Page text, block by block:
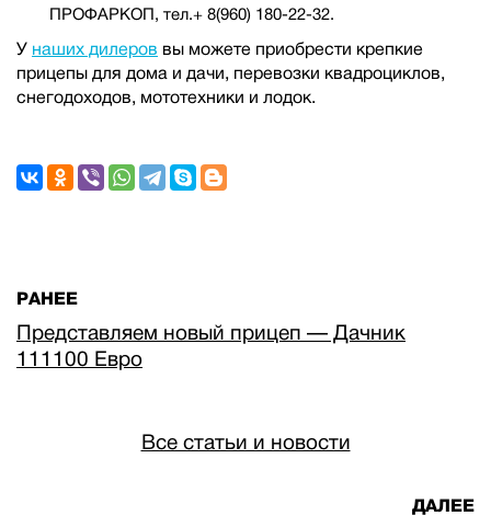
ПРОФАРКОП, тел.+ 8(960) 180-22-32.
У наших дилеров вы можете приобрести крепкие
прицепы для дома и дачи, перевозки квадроциклов,
снегодоходов, мототехники и лодок.
РАНЕЕ
Представляем новый прицеп — Дачник
111100 Евро
Все статьи и новости
ДАЛЕЕ